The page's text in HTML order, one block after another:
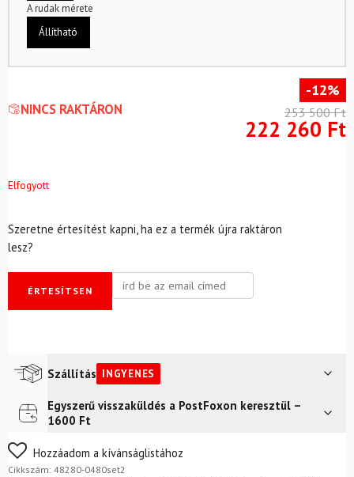
A rudak mérete
Állítható
NINCS RAKTÁRON
-12%
253 500Ft
222 260 Ft
Elfogyott
Szeretne értesítést kapni, ha ez a termék újra raktáron
lesz?
ÉRTESÍTSEN
Szállítás INGYENES
Futár a címreIngyenes
Egyszerű visszaküldés a PostFoxon keresztül –
1600 Ft
Nem biztos a választásában? Semmi gond – a terméket
egyszerűen visszaküldheti 14 napon belül, indoklás nélkül.
Hozzáadom a kívánságlistához
Cikkszám: 48280-0480set2